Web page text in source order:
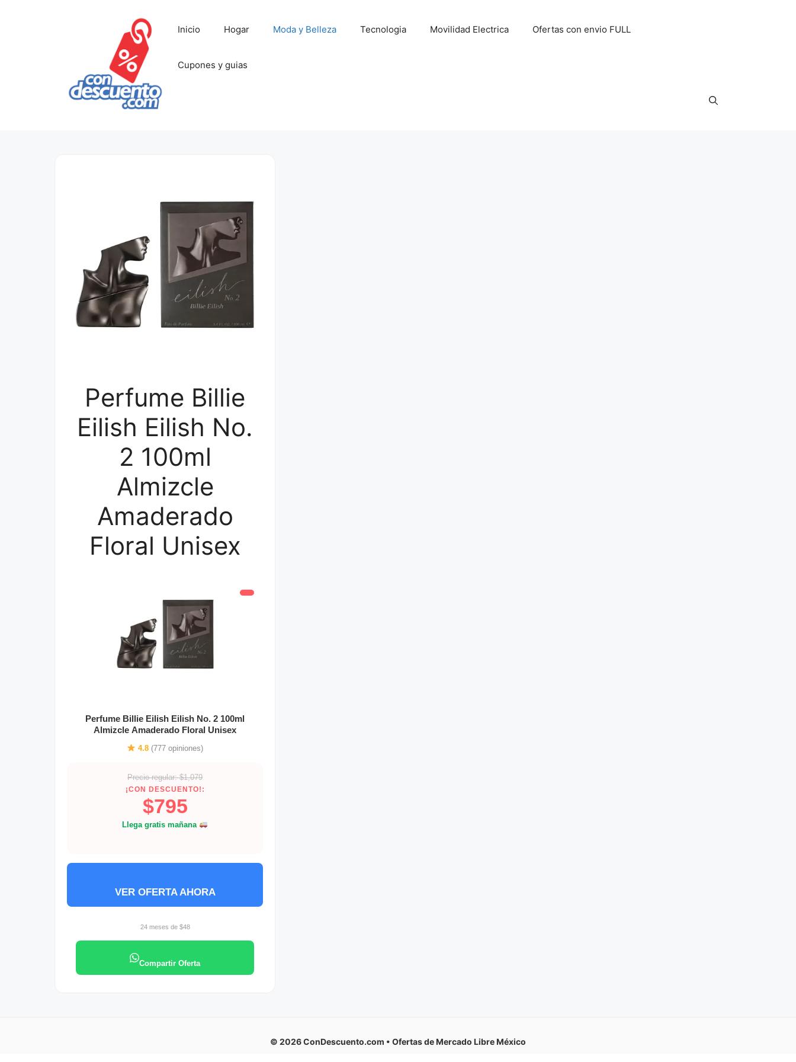
Inicio Hogar Moda y Belleza Tecnologia Movilidad Electrica Ofertas con envio FULL
Cupones y guias
Perfume Billie
Eilish Eilish No.
2 100ml
Almizcle
Amaderado
Floral Unisex
Perfume Billie Eilish Eilish No. 2 100ml
Almizcle Amaderado Floral Unisex
4.8 (777 opiniones)
Precio regular: $1,079
¡CON DESCUENTO!:
$795
Llega gratis mañana
VER OFERTA AHORA
24 meses de $48
Compartir Oferta